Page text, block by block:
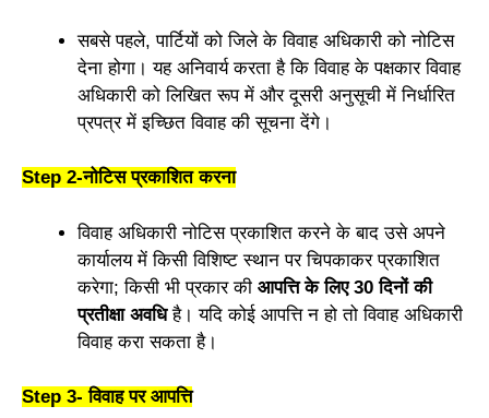
सबसे पहले, पार्टियों को जिले के विवाह अधिकारी को नोटिस
देना होगा। यह अनिवार्य करता है कि विवाह के पक्षकार विवाह
अधिकारी को लिखित रूप में और दूसरी अनुसूची में निर्धारित
प्रपत्र में इच्छित विवाह की सूचना देंगे।
Step 2-नोटिस प्रकाशित करना
विवाह अधिकारी नोटिस प्रकाशित करने के बाद उसे अपने
कार्यालय में किसी विशिष्ट स्थान पर चिपकाकर प्रकाशित
करेगा; किसी भी प्रकार की आपत्ति के लिए 30 दिनों की
प्रतीक्षा अवधिहै। यदि कोई आपत्ति न हो तो विवाह अधिकारी
विवाह करा सकता है।
Step 3- विवाह पर आपत्ति